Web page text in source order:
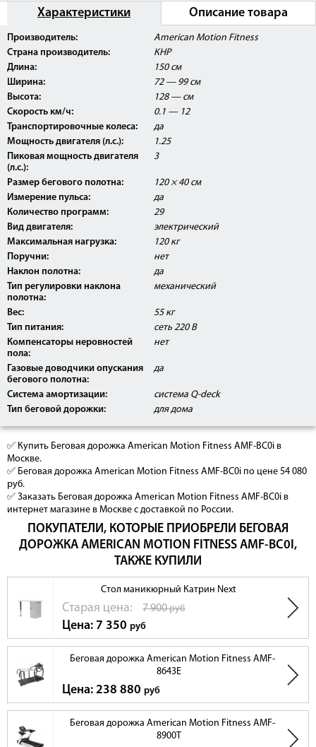
Характеристики Описание товара
Производитель:
American Motion Fitness
Страна производитель:
КНР
Длина:
150 см
Ширина:
72 — 99 см
Высота:
128 — см
Скорость км/ч:
0.1 — 12
Транспортировочные колеса:
да
Мощность двигателя (л.с.):
1.25
Пиковая мощность двигателя
(л.с.):
3
Размер бегового полотна:
120 × 40 см
Измерение пульса:
да
Количество программ:
29
Вид двигателя:
электрический
Максимальная нагрузка:
120 кг
Поручни:
нет
Наклон полотна:
да
Тип регулировки наклона
полотна:
механический
Вес:
55 кг
Тип питания:
сеть 220 В
Компенсаторы неровностей
пола:
нет
Газовые доводчики опускания
бегового полотна:
да
Система амортизации:
система Q-deck
Тип беговой дорожки:
для дома
✅ Купить Беговая дорожка American Motion Fitness AMF-BC0i в
Москве.
✅ Беговая дорожка American Motion Fitness AMF-BC0i по цене 54 080
руб.
✅ Заказать Беговая дорожка American Motion Fitness AMF-BC0i в
интернет магазине в Москве с доставкой по России.
ПОКУПАТЕЛИ, КОТОРЫЕ ПРИОБРЕЛИ БЕГОВАЯ
ДОРОЖКА AMERICAN MOTION FITNESS AMF-BC0I,
ТАКЖЕ КУПИЛИ
Стол маникюрный Катрин Next
Cтарая цена: 7 900руб
Цена: 7 350 руб
Беговая дорожка American Motion Fitness AMF-
8643E
Цена: 238 880 руб
Беговая дорожка American Motion Fitness AMF-
8900T